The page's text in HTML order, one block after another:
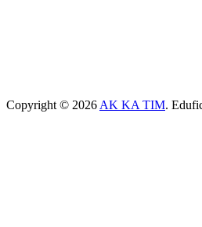
Copyright © 2026 AK KA TIM.